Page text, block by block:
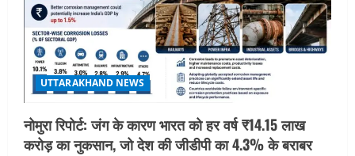
UTTARAKHAND NEWS
नोमुरा रिपोर्ट: जंग के कारण भारत को हर वर्ष ₹14.15 लाख
करोड़ का नुकसान, जो देश की जीडीपी का 4.3% के बराबर